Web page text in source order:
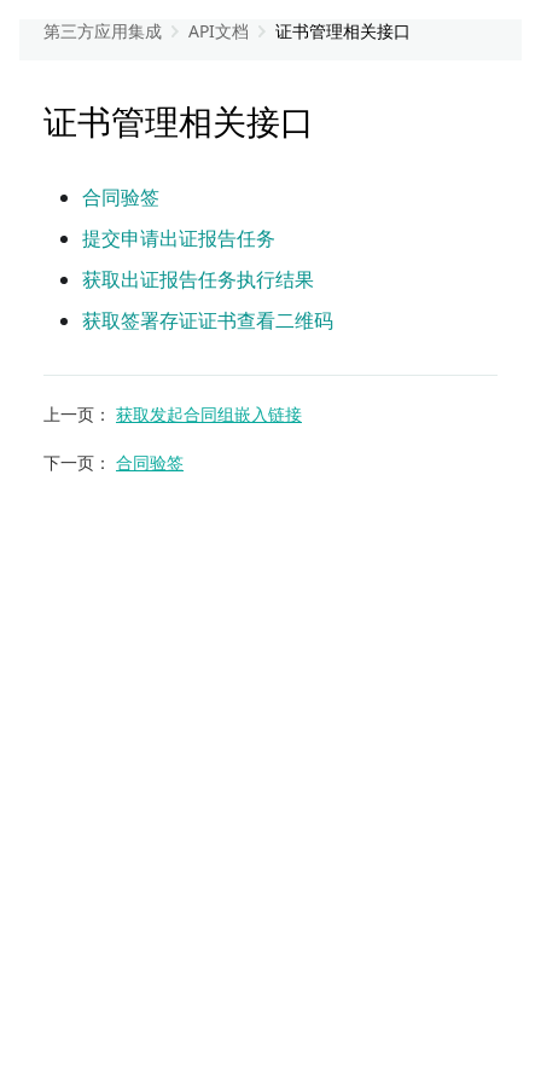
第三方应用集成 API文档 证书管理相关接口
证书管理相关接口
合同验签
提交申请出证报告任务
获取出证报告任务执行结果
获取签署存证证书查看二维码
上一页 ： 获取发起合同组嵌入链接
下一页 ： 合同验签